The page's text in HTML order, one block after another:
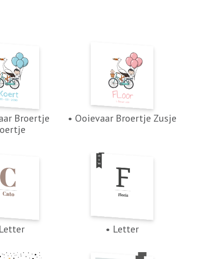
Broertje
• Ooievaar Broertje Zusje
• Letter